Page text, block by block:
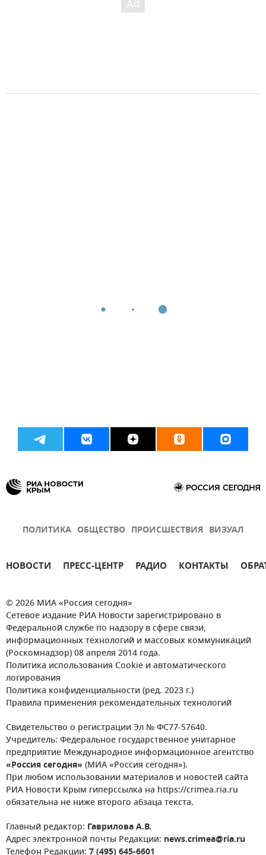
ПОЛИТИКА ОБЩЕСТВО ПРОИСШЕСТВИЯ ВИЗУАЛ
НОВОСТИ ПРЕСС-ЦЕНТР РАДИО КОНТАКТЫ
© 2026 МИА «Россия сегодня»
Сетевое издание РИА Новости зарегистрировано в
Федеральной службе по надзору в сфере связи,
информационных технологий и массовых коммуникаций
(Роскомнадзор) 08 апреля 2014 года.
Политика использования Cookie и автоматического
логирования
Политика конфиденциальности (ред. 2023 г.)
Правила применения рекомендательных технологий
Свидетельство о регистрации Эл № ФС77-57640.
Учредитель: Федеральное государственное унитарное
предприятие Международное информационное агентство
«Россия сегодня» (МИА «Россия сегодня»).
При любом использовании материалов и новостей сайта
РИА Новости Крым гиперссылка на https://crimea.ria.ru
обязательна не ниже второго абзаца текста.
Главный редактор: Гаврилова А.В.
Адрес электронной почты Редакции: news.crimea@ria.ru
Телефон Редакции: 7 (495) 645-6601